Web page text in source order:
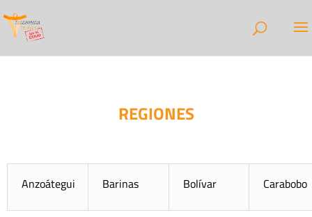
REGIONES
Anzoátegui Barinas Bolívar Carabobo